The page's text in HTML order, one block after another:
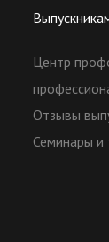
Центр
Отзывы
Семинары и